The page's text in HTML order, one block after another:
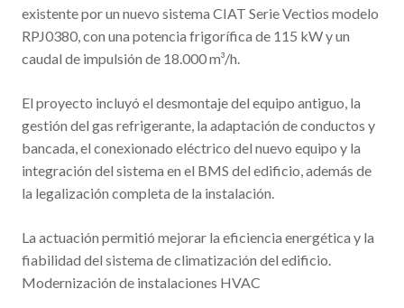
existente por un nuevo sistema CIAT Serie Vectios modelo
RPJ0380, con una potencia frigorífica de 115 kW y un
caudal de impulsión de 18.000 m³/h.
El proyecto incluyó el desmontaje del equipo antiguo, la
gestión del gas refrigerante, la adaptación de conductos y
bancada, el conexionado eléctrico del nuevo equipo y la
integración del sistema en el BMS del edificio, además de
la legalización completa de la instalación.
La actuación permitió mejorar la eficiencia energética y la
fiabilidad del sistema de climatización del edificio.
Modernización de instalaciones HVAC